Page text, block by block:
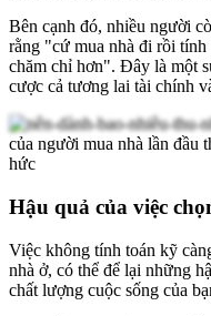
Bên cạnh đó, nhiều người
rằng "cứ mua nhà đi rồi
chăm chỉ hơn". Đây là một
cược cả tương lai tài chính
của người mua nhà lần đầu
hức
Hậu quả của việc
Việc không tính toán kỹ
nhà ở, có thể để lại những
chất lượng cuộc sống của